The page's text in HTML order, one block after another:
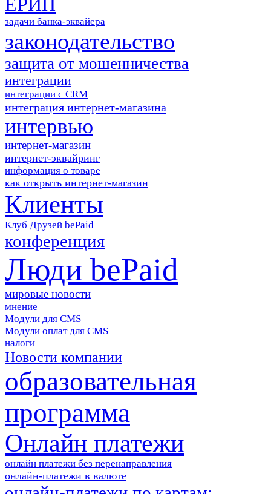
ЕРИП
задачи банка-эквайера
законодательство
защита от мошенничества
интеграции
интеграции с CRM
интеграция интернет-магазина
интервью
интернет-магазин
интернет-эквайринг
информация о товаре
как открыть интернет-магазин
Клиенты
Клуб Друзей bePaid
конференция
Люди bePaid
мировые новости
мнение
Модули для CMS
Модули оплат для CMS
налоги
Новости компании
образовательная
программа
Онлайн платежи
онлайн платежи без перенаправления
онлайн-платежи в валюте